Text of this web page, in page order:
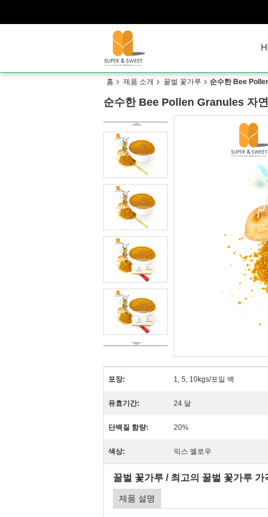
홈 제품 소개 꿀벌 꽃가루 순수한 Bee
순수한 Bee Pollen Granules 자
포장: 1, 5, 10kgs/포일 백
유효기간: 24 달
단백질 함량: 20%
색상: 믹스 옐로우
꿀벌 꽃가루 / 최고의 꿀벌 꽃가루
제품 설명